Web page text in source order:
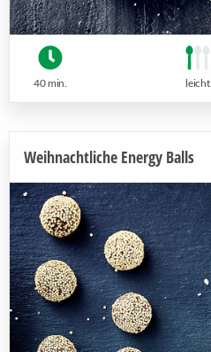
40 min. leicht
Weihnachtliche Energy Balls